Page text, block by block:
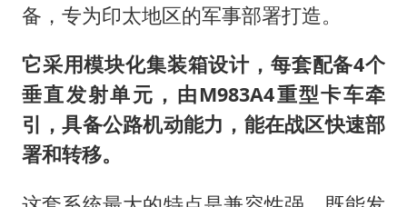
备，专为印太地区的军事部署打造。
它采用模块化集装箱设计，每套配备4个
垂直发射单元，由M983A4重型卡车牵
引，具备公路机动能力，能在战区快速部
署和转移。